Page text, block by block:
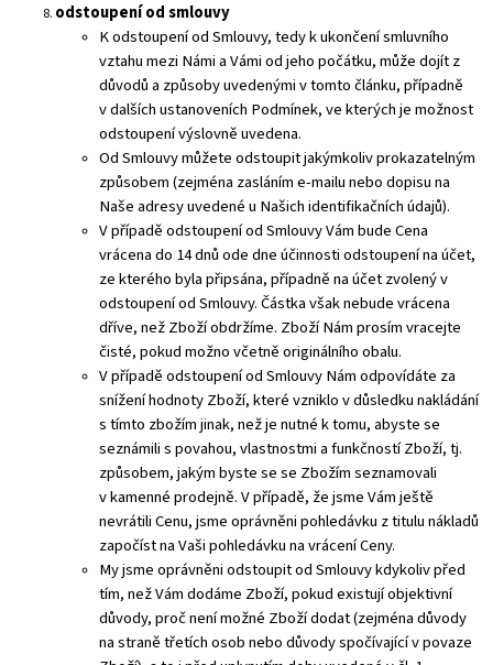
odstoupení od smlouvy
K odstoupení od Smlouvy, tedy k ukončení smluvního
vztahu mezi Námi a Vámi od jeho počátku, může dojít z
důvodů a způsoby uvedenými v tomto článku, případně
v dalších ustanoveních Podmínek, ve kterých je možnost
odstoupení výslovně uvedena.
Od Smlouvy můžete odstoupit jakýmkoliv prokazatelným
způsobem (zejména zasláním e-mailu nebo dopisu na
Naše adresy uvedené u Našich identifikačních údajů).
V případě odstoupení od Smlouvy Vám bude Cena
vrácena do 14 dnů ode dne účinnosti odstoupení na účet,
ze kterého byla připsána, případně na účet zvolený v
odstoupení od Smlouvy. Částka však nebude vrácena
dříve, než Zboží obdržíme. Zboží Nám prosím vracejte
čisté, pokud možno včetně originálního obalu.
V případě odstoupení od Smlouvy Nám odpovídáte za
snížení hodnoty Zboží, které vzniklo v důsledku nakládání
s tímto zbožím jinak, než je nutné k tomu, abyste se
seznámili s povahou, vlastnostmi a funkčností Zboží, tj.
způsobem, jakým byste se se Zbožím seznamovali
v kamenné prodejně. V případě, že jsme Vám ještě
nevrátili Cenu, jsme oprávněni pohledávku z titulu nákladů
započíst na Vaši pohledávku na vrácení Ceny.
My jsme oprávněni odstoupit od Smlouvy kdykoliv před
tím, než Vám dodáme Zboží, pokud existují objektivní
důvody, proč není možné Zboží dodat (zejména důvody
na straně třetích osob nebo důvody spočívající v povaze